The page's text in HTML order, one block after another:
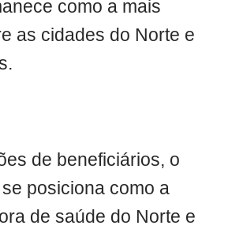
como a mais
as cidades do Norte e
de beneficiários, o
posiciona como a
de saúde do Norte e